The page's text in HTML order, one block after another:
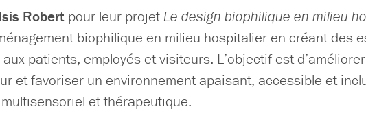
Robertpour leur projetLe design biophilique en milieu
biophilique en milieu hospitalier en créant des
patients, employés et visiteurs. L’objectif est
et favoriser un environnement apaisant, accessible et
et thérapeutique.